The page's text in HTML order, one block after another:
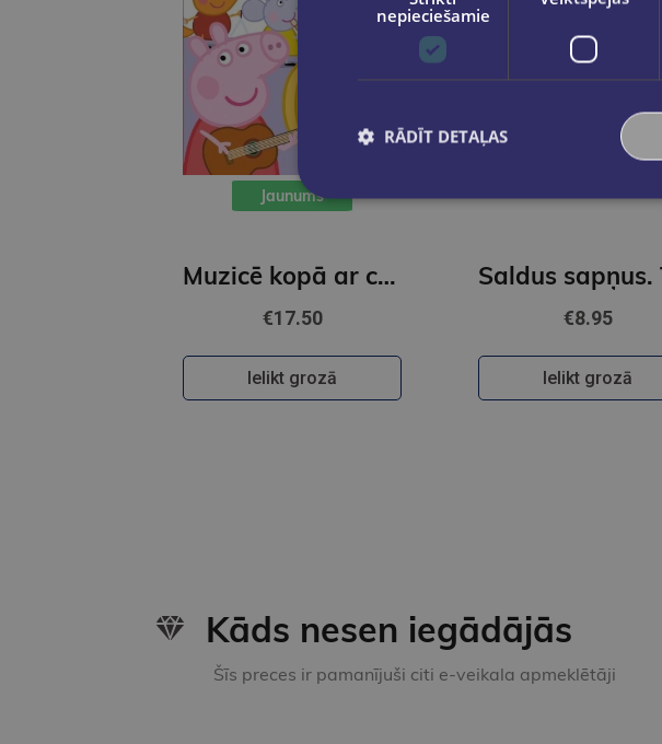
Jaunums
Muzicē kopā ar cūciņu Pepu. PeppaPig
€17.50
Ielikt grozā
€8.95
Ielikt grozā
Kāds nesen iegādājās
Šīs preces ir pamanījuši citi e-veikala apmeklētāji
nepieciešamie
RĀDĪT DETAĻAS